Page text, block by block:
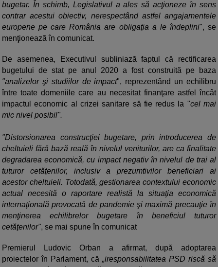
bugetar. În schimb, Legislativul a ales să acţioneze în sens
contrar acestui obiectiv, nerespectând astfel angajamentele
europene pe care România are obligaţia a le îndeplini", se
menţionează în comunicat.
De asemenea, Executivul subliniază faptul că rectificarea
bugetului de stat pe anul 2020 a fost construită pe baza
"analizelor şi studiilor de impact", reprezentând un echilibru
între toate domeniile care au necesitat finanţare astfel încât
impactul economic al crizei sanitare să fie redus la "cel mai
mic nivel posibil".
"Distorsionarea construcţiei bugetare, prin introducerea de
cheltuieli fără bază reală în nivelul veniturilor, are ca finalitate
degradarea economică, cu impact negativ în nivelul de trai al
tuturor cetăţenilor, inclusiv a prezumtivilor beneficiari ai
acestor cheltuieli. Totodată, gestionarea contextului economic
actual necesită o raportare realistă la situaţia economică
internaţională provocată de pandemie şi maximă precauţie în
menţinerea echilibrelor bugetare în beneficiul tuturor
cetăţenilor", se mai spune în comunicat
Premierul Ludovic Orban a afirmat, după adoptarea
proiectelor în Parlament, că „iresponsabilitatea PSD riscă să